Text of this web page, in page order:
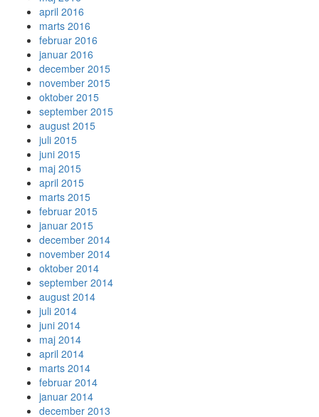
april 2016
marts 2016
februar 2016
januar 2016
december 2015
november 2015
oktober 2015
september 2015
august 2015
juli 2015
juni 2015
maj 2015
april 2015
marts 2015
februar 2015
januar 2015
december 2014
november 2014
oktober 2014
september 2014
august 2014
juli 2014
juni 2014
maj 2014
april 2014
marts 2014
februar 2014
januar 2014
december 2013